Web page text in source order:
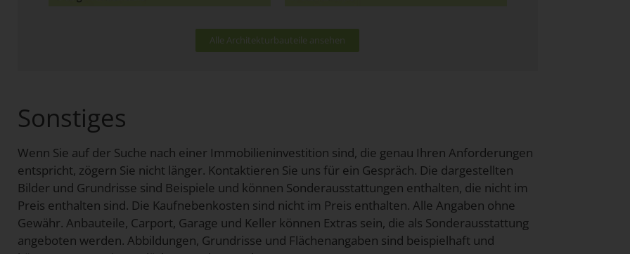
Alle Architekturbauteile ansehen
Sonstiges
Wenn Sie auf der Suche nach einer Immobilieninvestition sind, die genau Ihren Anforderungen
entspricht, zögern Sie nicht länger. Kontaktieren Sie uns für ein Gespräch. Die dargestellten
Bilder und Grundrisse sind Beispiele und können Sonderausstattungen enthalten, die nicht im
Preis enthalten sind. Die Kaufnebenkosten sind nicht im Preis enthalten. Alle Angaben ohne
Gewähr. Anbauteile, Carport, Garage und Keller können Extras sein, die als Sonderausstattung
angeboten werden. Abbildungen, Grundrisse und Flächenangaben sind beispielhaft und